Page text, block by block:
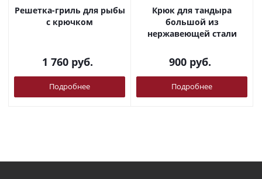
Решетка-гриль для рыбы
с крючком
1 760 руб.
Подробнее
Крюк для тандыра
большой из
нержавеющей стали
900руб.
Подробнее